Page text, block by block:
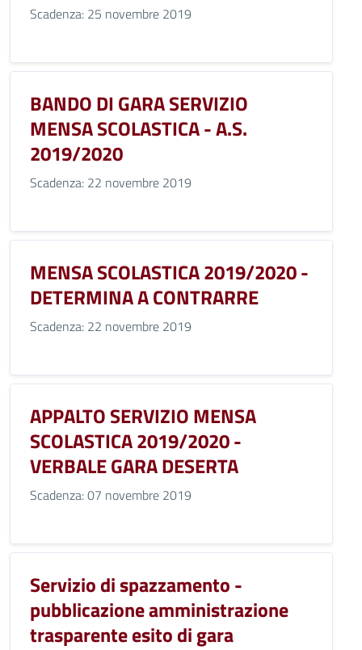
Scadenza: 25 novembre 2019
BANDO DI GARA SERVIZIO
MENSA SCOLASTICA - A.S.
2019/2020
Scadenza: 22 novembre 2019
MENSA SCOLASTICA 2019/2020 -
DETERMINA A CONTRARRE
Scadenza: 22 novembre 2019
APPALTO SERVIZIO MENSA
SCOLASTICA 2019/2020 -
VERBALE GARA DESERTA
Scadenza: 07 novembre 2019
Servizio di spazzamento -
pubblicazione amministrazione
trasparente esito di gara